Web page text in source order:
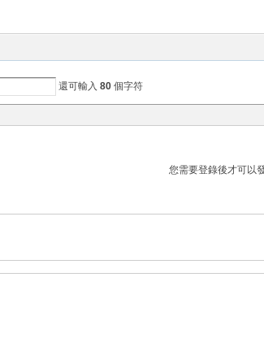
還可輸入80 個字符
您需要登錄後才可以